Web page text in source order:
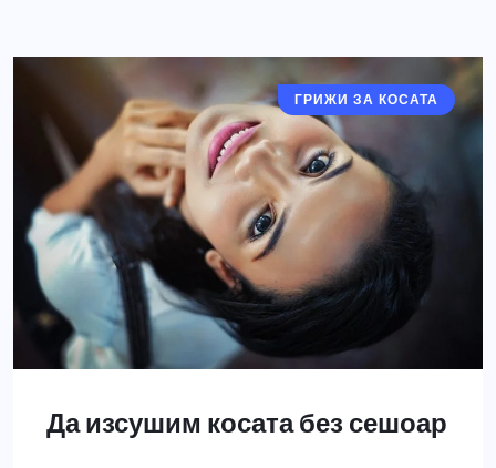
ГРИЖИ ЗА КОСАТА
Да изсушим косата без сешоар